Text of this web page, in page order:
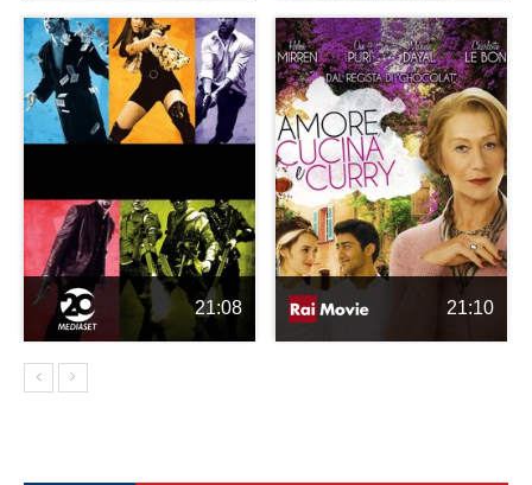
21:08 21:10